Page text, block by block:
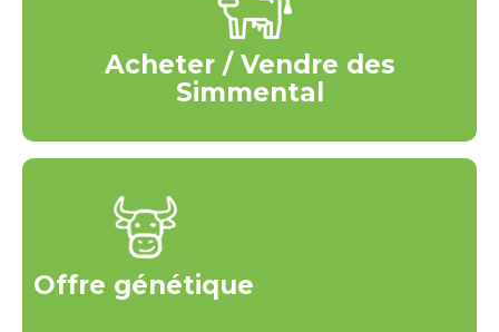
Acheter / Vendre des
Simmental
Offre génétique